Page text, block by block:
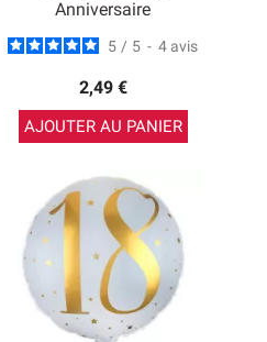
Anniversaire
5 / 5 - 4 avis
2,49 €
AJOUTER AU PANIER